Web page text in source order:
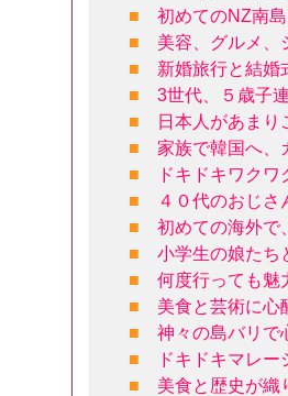
■
初めてのNZ南
■
美容、グルメ、
■
新婚旅行と結婚
■
3世代、５歳子
■
日本人があまり
■
家族で韓国へ、
■
ドキドキワク
■
４０代のおじ
■
初めての海外で
■
小学生の娘たち
■
何度行っても魅
■
美食と芸術に心
■
神々の島バリで
■
ドキドキマレ
■
美食と歴史が織